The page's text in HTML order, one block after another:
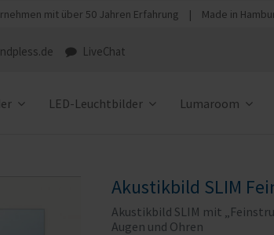
mit über 50 Jahren Erfahrung | Made in
LiveChat
LED-Leuchtbilder Lumaroom
Akustikbild SLIM
Akustikbild SLIM mit
Augen und Ohren